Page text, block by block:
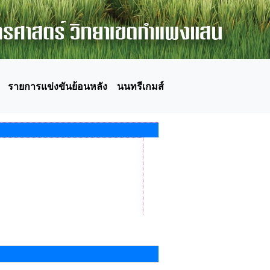
รายการแข่งขันย้อนหลัง นนทรีเกมส์